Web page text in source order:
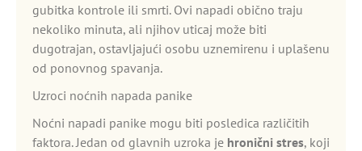
gubitka kontrole ili smrti. Ovi napadi obično traju
nekoliko minuta, ali njihov uticaj može biti
dugotrajan, ostavljajući osobu uznemirenu i uplašenu
od ponovnog spavanja.
Uzroci noćnih napada panike
Noćni napadi panike mogu biti posledica različitih
faktora. Jedan od glavnih uzroka je hronični stres, koji